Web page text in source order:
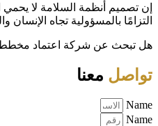
إن تصميم أنظمة السلامة لا
التزامًا بالمسؤولية تجاه الإنسان
هل تبحث عن شركة اعتماد
تواصل معنا
Name
Name